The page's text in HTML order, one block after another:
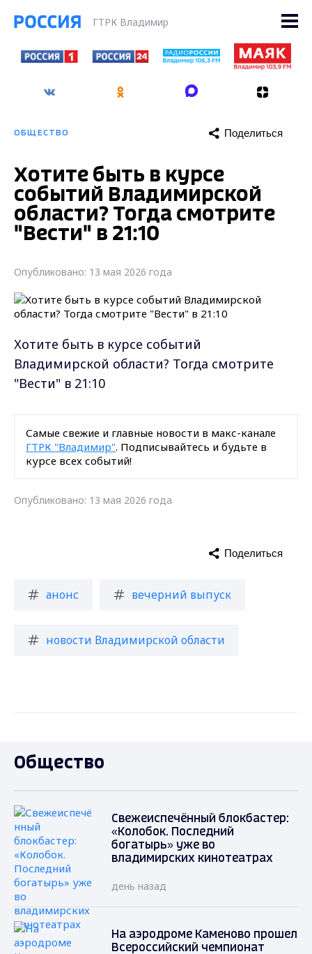
ГТРК Владимир
ОБЩЕСТВО Поделиться
Хотите быть в курсе
событий Владимирской
области? Тогда смотрите
"Вести" в 21:10
Опубликовано: 13 мая 2026 года
Хотите быть в курсе событий
Владимирской области? Тогда смотрите
"Вести" в 21:10
Самые свежие и главные новости в макс-канале
ГТРК "Владимир". Подписывайтесь и будьте в
курсе всех событий!
Опубликовано: 13 мая 2026 года
анонс вечерний выпуск
новости Владимирской области
Поделиться
Общество
Свежеиспечённый блокбастер:
«Колобок. Последний
богатырь» уже во
владимирских кинотеатрах
день назад
На аэродроме Каменово прошел
Всероссийский чемпионат